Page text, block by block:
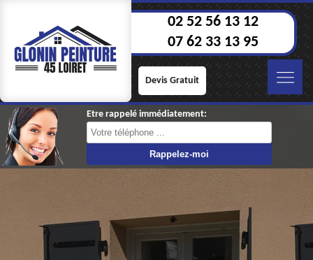
02 52 56 13 12
07 62 33 13 95
Devis Gratuit
Etre rappelé immédiatement: